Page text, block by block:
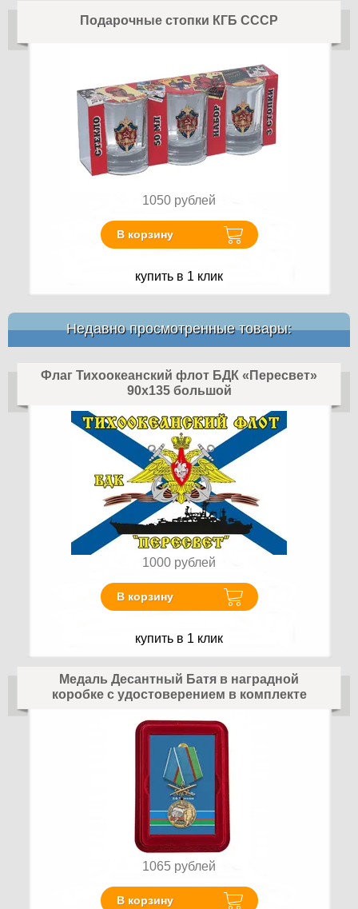
Подарочные стопки КГБ СССР
1050 рублей
В корзину
купить в 1 клик
Недавно просмотренные товары:
Флаг Тихоокеанский флот БДК «Пересвет»
90х135 большой
1000 рублей
В корзину
купить в 1 клик
Медаль Десантный Батя в наградной
коробке с удостоверением в комплекте
1065 рублей
В корзину